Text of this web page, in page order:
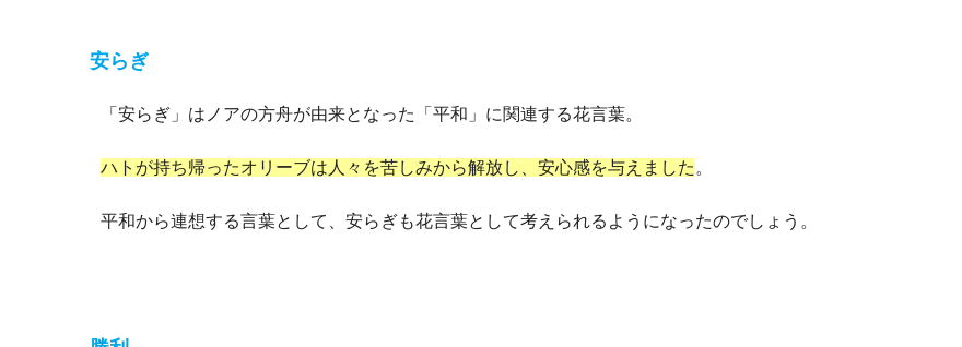
安らぎ
「安らぎ」はノアの方舟が由来となった「平和」に関連する花言葉。
ハトが持ち帰ったオリーブは人々を苦しみから解放し、安心感を与えました 。
平和から連想する言葉として、安らぎも花言葉として考えられるようになったのでしょう。